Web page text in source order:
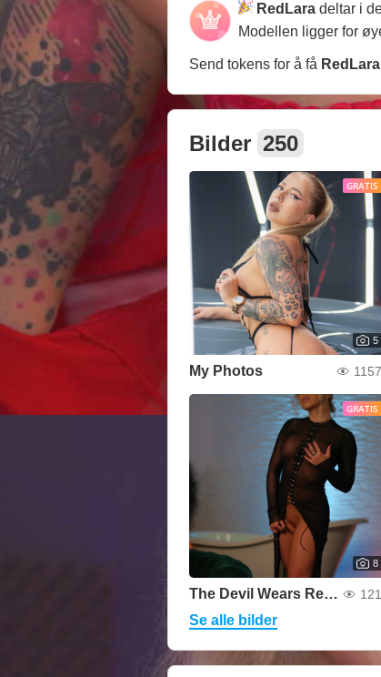
RedLara deltar i
Modellen ligger for
Send tokens for å få RedLara
Bilder 250
GRATIS
5
My Photos
GRATIS
8
The Devil Wears Red Lace
Se alle bilder